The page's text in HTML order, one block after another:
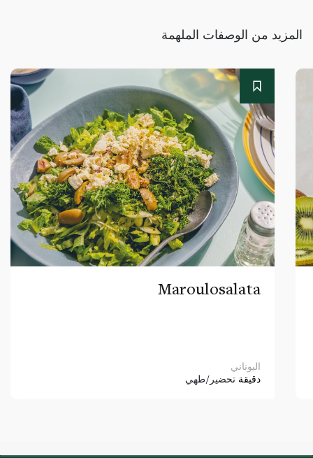
المزيد من الوصفات الملهمة
Maroulosalata
اليوناني
دقيقة تحضير/طهي